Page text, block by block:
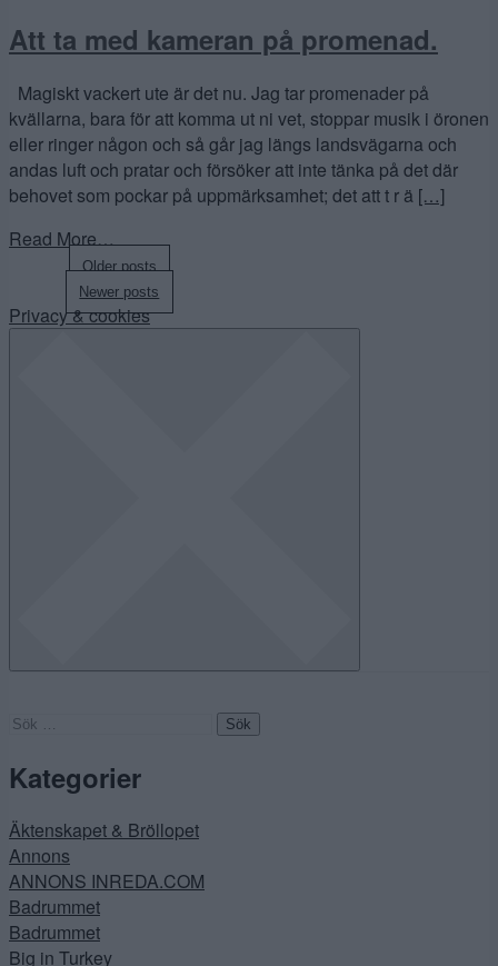
Att ta med kameran på promenad.
Magiskt vackert ute är det nu. Jag tar promenader på
kvällarna, bara för att komma ut ni vet, stoppar musik i öronen
eller ringer någon och så går jag längs landsvägarna och
andas luft och pratar och försöker att inte tänka på det där
behovet som pockar på uppmärksamhet; det att t r ä […]
Read More…
Posts
navigation
Older posts
Newer posts
Privacy & cookies
Sök
Kategorier
Äktenskapet & Bröllopet
Annons
ANNONS INREDA.COM
Badrummet
Badrummet
Big in Turkey